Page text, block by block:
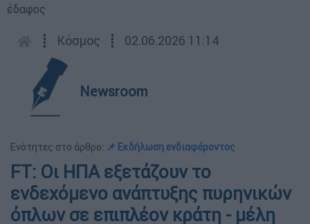
έδαφος
┋ Κόσμος ┋ 02.06.2026 11:14
Newsroom
Ενότητες στο άρθρο: 📌 Εκδήλωση ενδιαφέροντος
FT: Οι ΗΠΑ εξετάζουν το
ενδεχόμενο ανάπτυξης πυρηνικών
όπλων σε επιπλέον κράτη - μέλη